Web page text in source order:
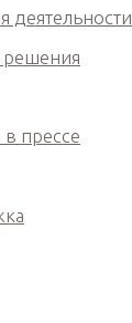
деятельности
решения
прессе